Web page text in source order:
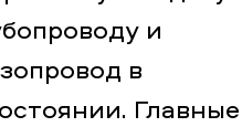
и
в
Главные